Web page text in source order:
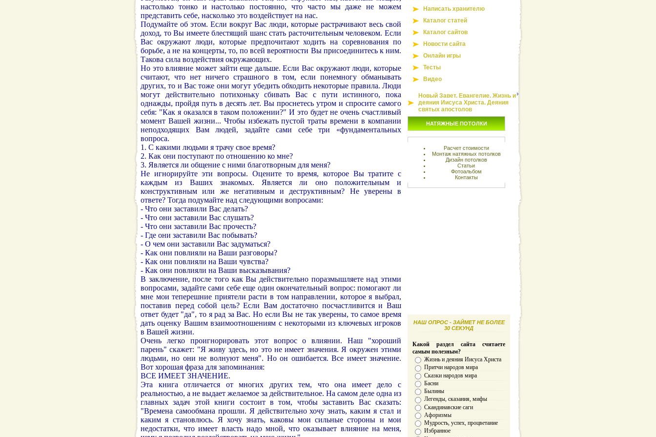
настолько тонко и настолько постоянно, что часто мы даже не можем
представить себе, насколько это воздействует на нас.
Подумайте об этом. Если вокруг Вас люди, которые растрачивают весь свой
доход, то Вы имеете блестящий шанс стать расточительным человеком. Если
Вас окружают люди, которые предпочитают ходить на соревнования по
борьбе, а не на концерты, то, по всей вероятности Вы присоединитесь к ним.
Такова сила воздействия окружающих.
Но это влияние может зайти еще дальше. Если Вас окружают люди, которые
считают, что нет ничего страшного в том, если понемногу обманывать
других, то и Вас тоже они могут убедить обходить некоторые правила. Люди
могут действительно потихоньку сбивать Вас с пути истинного, пока
однажды, пройдя путь в десять лет. Вы проснетесь утром и спросите самого
себя: "Как я оказался в таком положении?" И это будет не очень счастливый
момент Вашей жизни... Чтобы избежать пустой траты времени в компании
неподходящих Вам людей, задайте сами себе три «фундаментальных
вопроса.
1. С какими людьми я трачу свое время?
2. Как они поступают по отношению ко мне?
3. Является ли общение с ними благотворным для меня?
Не игнорируйте эти вопросы. Оцените то время, которое Вы тратите с
каждым из Ваших знакомых. Является ли оно положительным и
конструктивным или же негативным и деструктивным? Не уверены в
ответе? Тогда подумайте над следующими вопросами:
- Что они заставили Вас делать?
- Что они заставили Вас слушать?
- Что они заставили Вас прочесть?
- Где они заставили Вас побывать?
- О чем они заставили Вас задуматься?
- Как они повлияли на Ваши разговоры?
- Как они повлияли на Ваши чувства?
- Как они повлияли на Ваши высказывания?
В заключение, после того как Вы действительно поразмышляете над этими
вопросами, задайте сами себе еще один окончательный вопрос: помогают ли
мне мои теперешние приятели расти в том направлении, которое я выбрал,
поставив перед собой цель? Если Вам достаточно посчастливится и Ваш
ответ будет "да", то я рад за Вас. Но если Вы не так уверены, то самое время
дать оценку Вашим взаимоотношениям с некоторыми из ключевых игроков
в Вашей жизни.
Очень легко проигнорировать этот вопрос о влиянии. Наш "хороший
парень" скажет: "Я живу здесь, но это не имеет значения. Я окружен этими
людьми, но они не волнуют меня". Но он ошибается. Все имеет значение.
Вот хорошая фраза для запоминания:
ВСЕ ИМЕЕТ ЗНАЧЕНИЕ.
Эта книга отличается от многих других тем, что она имеет дело с
реальностью, а не выдает желаемое за действительное. На самом деле одна из
главных задач этой книги состоит в том, чтобы заставить Вас сказать:
"Времена самообмана прошли. Я действительно хочу знать, каким я стал и
каким я становлюсь. Я хочу знать, каковы мои сильные стороны и мои
недостатки, что имеет власть надо мной, что оказывает влияние на меня,
Написать хранителю
Каталог статей
Каталог сайтов
Новости сайта
Онлайн игры
Тесты
Видео
Новый Завет. Евангелие. Жизнь и
деяния Иисуса Христа. Деяния
святых апостолов
НАТЯЖНЫЕ ПОТОЛКИ
Расчет стоимости
Монтаж натяжных потолков
Дизайн потолков
Статьи
Фотоальбом
Контакты
НАШ ОПРОС - ЗАЙМЕТ НЕ БОЛЕЕ
30 СЕКУНД
Какой раздел сайта считаете
самым полезным?
Жизнь и деяния Иисуса Христа
Притчи народов мира
Сказки народов мира
Басни
Былины
Легенды, сказания, мифы
Скандинавские саги
Афоризмы
Мудрость, успех, процветание
Избранное